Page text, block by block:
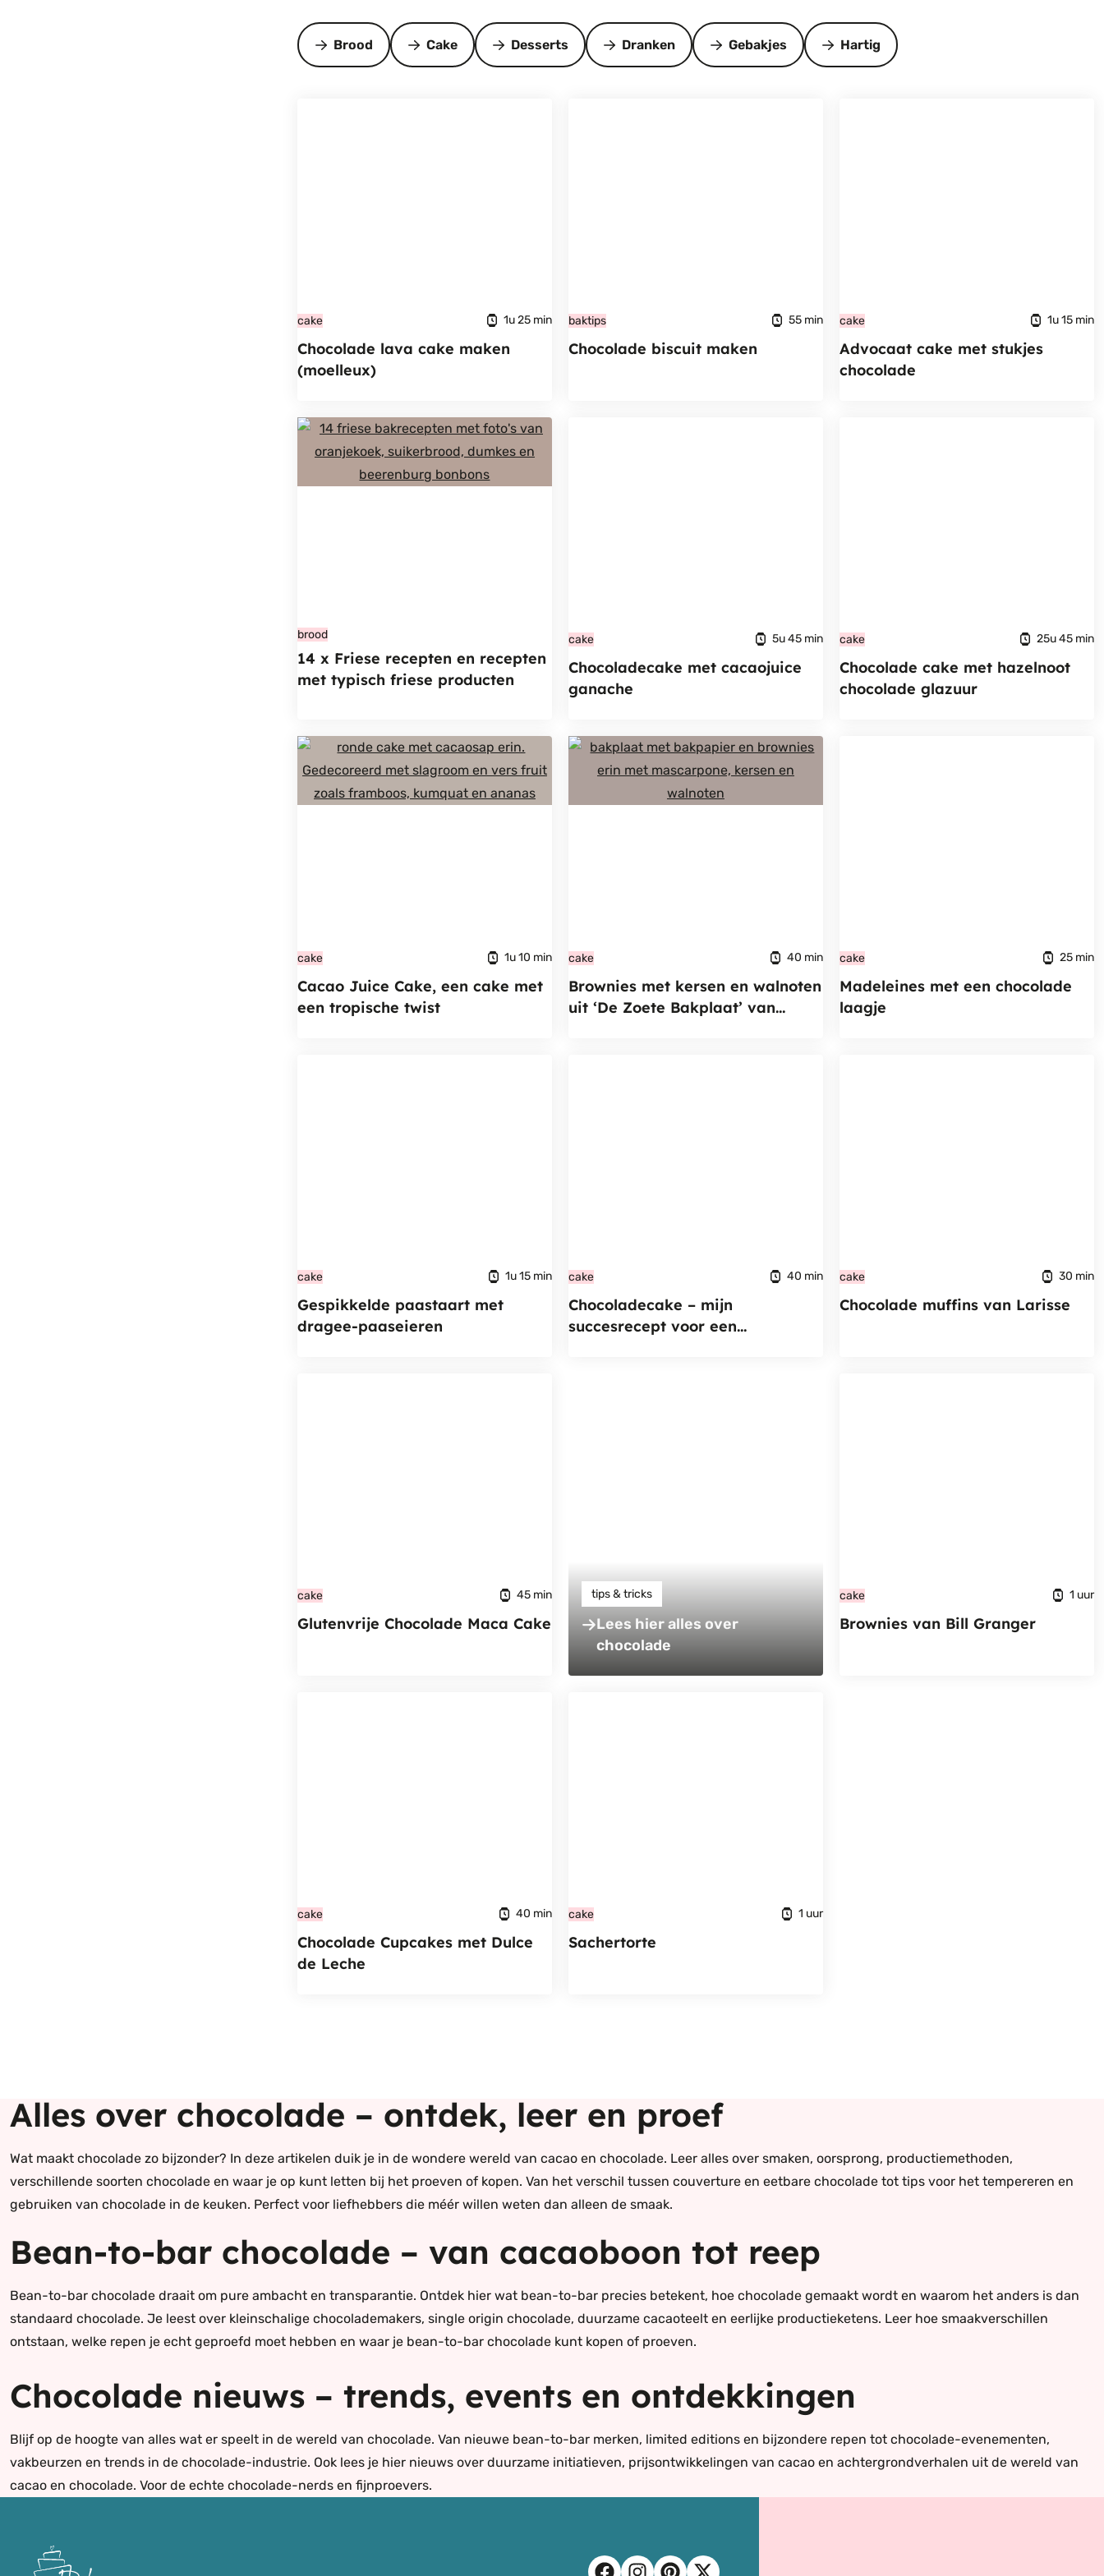
Brood Cake Desserts Dranken Gebakjes Hartig
cake 1u 25 min
Chocolade lava cake maken
(moelleux)
baktips 55 min
Chocolade biscuit maken
cake 1u 15 min
Advocaat cake met stukjes
chocolade
brood
14 x Friese recepten en recepten
met typisch friese producten
cake 5u 45 min
Chocoladecake met cacaojuice
ganache
cake 25u 45 min
Chocolade cake met hazelnoot
chocolade glazuur
cake 1u 10 min
Cacao Juice Cake, een cake met
een tropische twist
cake 40 min
Brownies met kersen en walnoten
uit ‘De Zoete Bakplaat’ van
cake 25 min
Madeleines met een chocolade
laagje
cake 1u 15 min
Gespikkelde paastaart met
dragee-paaseieren
cake 40 min
Chocoladecake – mijn
succesrecept voor een
cake 30 min
Chocolade muffins van Larisse
cake 45 min
Glutenvrije Chocolade Maca Cake
tips & tricks
Lees hier alles over
chocolade
cake 1 uur
Brownies van Bill Granger
cake 40 min
Chocolade Cupcakes met Dulce
de Leche
cake 1 uur
Sachertorte
Alles over chocolade – ontdek, leer en proef
Wat maakt chocolade zo bijzonder? In deze artikelen duik je in de wondere wereld van cacao en chocolade. Leer alles over smaken, oorsprong, productiemethoden,
verschillende soorten chocolade en waar je op kunt letten bij het proeven of kopen. Van het verschil tussen couverture en eetbare chocolade tot tips voor het tempereren en
gebruiken van chocolade in de keuken. Perfect voor liefhebbers die méér willen weten dan alleen de smaak.
Bean-to-bar chocolade – van cacaoboon tot reep
Bean-to-bar chocolade draait om pure ambacht en transparantie. Ontdek hier wat bean-to-bar precies betekent, hoe chocolade gemaakt wordt en waarom het anders is dan
standaard chocolade. Je leest over kleinschalige chocolademakers, single origin chocolade, duurzame cacaoteelt en eerlijke productieketens. Leer hoe smaakverschillen
ontstaan, welke repen je echt geproefd moet hebben en waar je bean-to-bar chocolade kunt kopen of proeven.
Chocolade nieuws – trends, events en ontdekkingen
Blijf op de hoogte van alles wat er speelt in de wereld van chocolade. Van nieuwe bean-to-bar merken, limited editions en bijzondere repen tot chocolade-evenementen,
vakbeurzen en trends in de chocolade-industrie. Ook lees je hier nieuws over duurzame initiatieven, prijsontwikkelingen van cacao en achtergrondverhalen uit de wereld van
cacao en chocolade. Voor de echte chocolade-nerds en fijnproevers.